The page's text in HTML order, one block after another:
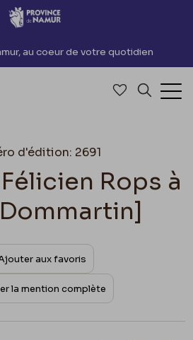
au contenu
au coeur de votre quotidien
Accéder à
d'édition: 2691
Rops à
aux favoris
la mention complète